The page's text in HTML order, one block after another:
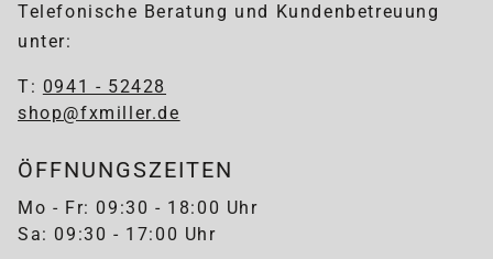
Telefonische Beratung und Kundenbetreuung
unter:
T: 0941 - 52428
shop@fxmiller.de
ÖFFNUNGSZEITEN
Mo - Fr: 09:30 - 18:00 Uhr
Sa: 09:30 - 17:00 Uhr